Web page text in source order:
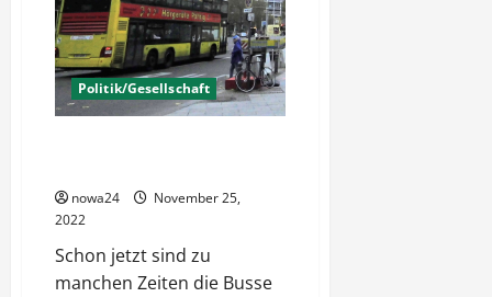
Politik/Gesellschaft
nowa24
November 25,
2022
Schon jetzt sind zu
manchen Zeiten die Busse